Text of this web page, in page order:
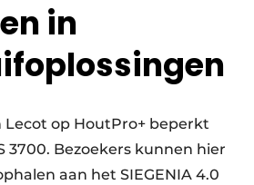
in
Lecot op HoutPro+ beperkt
3700. Bezoekers kunnen hier
aan het SIEGENIA 4.0